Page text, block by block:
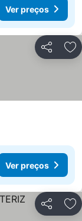
Ver preços
Partilhar
Ver preços
Partilhar